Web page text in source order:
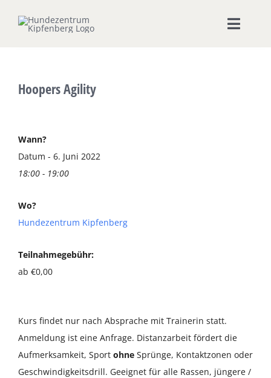
Inhalt
Toggle
Seminare & Workshops
Unsere Shops
Ernährungsberatung
Terminkalender
Kontakt & Anfahrt
Hoopers Agility
Wann?
Datum - 6. Juni 2022
18:00 - 19:00
Wo?
Hundezentrum Kipfenberg
Teilnahmegebühr:
ab €0,00
Kurs findet nur nach Absprache mit Trainerin statt.
Anmeldung ist eine Anfrage. Distanzarbeit fördert die
Aufmerksamkeit, Sport ohne Sprünge, Kontaktzonen oder
Geschwindigkeitsdrill. Geeignet für alle Rassen, jüngere /